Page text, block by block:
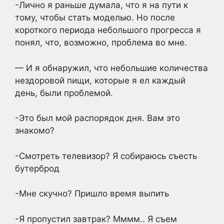
-Лично я раньше думала, что я на пути к
тому, чтобы стать моделью. Но после
короткого периода небольшого прогресса я
понял, что, возможно, проблема во мне.
— И я обнаружил, что небольшие количества
нездоровой пищи, которые я ел каждый
день, были проблемой.
-Это был мой распорядок дня. Вам это
знакомо?
-Смотреть телевизор? Я собираюсь съесть
бутерброд
-Мне скучно? Пришло время выпить
-Я пропустил завтрак? Мммм.. Я съем